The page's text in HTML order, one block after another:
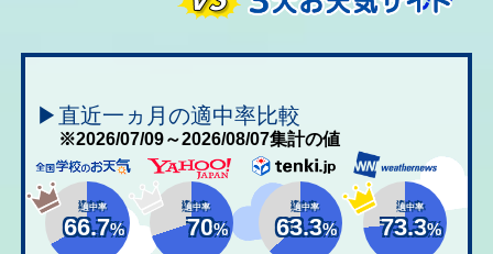
▶直近一ヵ月の適中率比較
※2026/07/09～2026/08/07集計の値
適中率
66.7%
適中率
70%
適中率
63.3%
適中率
73.3%